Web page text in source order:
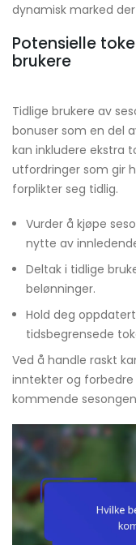
dynamisk marked
Potensielle
brukere
Tidlige brukere av
bonuser som en del
kan inkludere ekstra
utfordringer som gir
forplikter seg tidlig.
Vurder å kjøpe
nytte av
Deltak i tidlige
belønninger.
Hold deg
tidsbegrensede
Ved å handle raskt
inntekter og forbedre
kommende